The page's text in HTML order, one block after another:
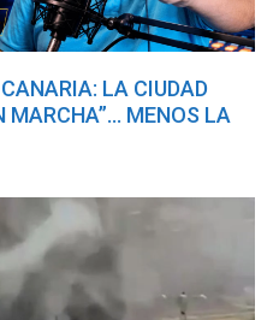
LA CIUDAD
MARCHA”… MENOS LA